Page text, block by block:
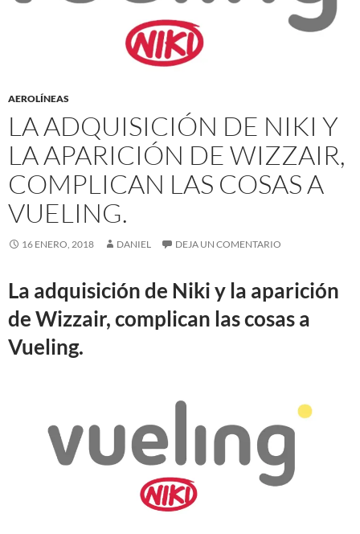
AEROLÍNEAS
LA ADQUISICIÓN DE NIKI Y
LA APARICIÓN DE WIZZAIR,
COMPLICAN LAS COSAS A
VUELING.
16 ENERO, 2018 DANIEL DEJA UN COMENTARIO
La adquisición de Niki y la aparición
de Wizzair, complican las cosas a
Vueling.